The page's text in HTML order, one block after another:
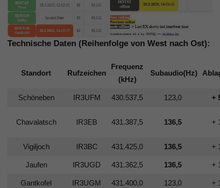
Technische Daten (Reihenfolge von West nach Ost):
Standort Rufzeichen
Frequenz
(kHz)
Subaudio(Hz)
Schöneben IR3UFM 430.537,5 123,0 +
Chavalatsch IR3EB 431.387,5 136,5 +
Vigiljoch IR3BC 431.425,0 136,5 +
Jaufen IR3UGD 431.362,5 136,5 +
Gantkofel IR3UGM 431.400,0 123,0 +